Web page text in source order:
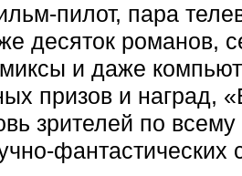
пилот, пара
десяток романов,
и даже
призов и наград,
зрителей по всему
фантастических